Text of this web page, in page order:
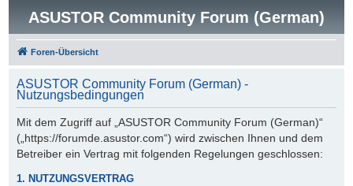
ASUSTOR Community Forum (German)
Foren-Übersicht
ASUSTOR Community Forum (German) -
Nutzungsbedingungen
Mit dem Zugriff auf „ASUSTOR Community Forum (German)“
(„https://forumde.asustor.com“) wird zwischen Ihnen und dem
Betreiber ein Vertrag mit folgenden Regelungen geschlossen:
1. NUTZUNGSVERTRAG